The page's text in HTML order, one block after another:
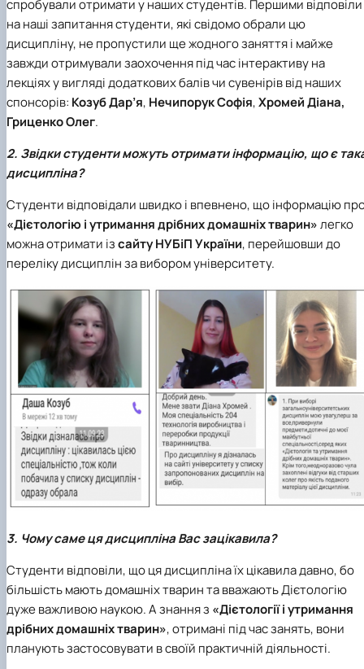
спробували отримати у наших студентів. Першими відповіли
на наші запитання студенти, які свідомо обрали цю
дисципліну, не пропустили ще жодного заняття і майже
завжди отримували заохочення під час інтерактиву на
лекціях у вигляді додаткових балів чи сувенірів від наших
спонсорів: Козуб Дар’я, Нечипорук Софія,Хромей Діана,
Гриценко Олег.
2. Звідки студенти можуть отримати інформацію, що є
дисципліна?
Студенти відповідали швидко і впевнено, що інформацію
«Дієтологію і утримання дрібних домашніх тварин»легко
можна отримати ізсайту НУБіП України, перейшовши до
переліку дисциплін за вибором університету.
3. Чому саме ця дисципліна Вас зацікавила?
Студенти відповіли, що ця дисципліна їх цікавила давно, бо
більшість мають домашніх тварин та вважають Дієтологію
дуже важливою наукою. А знання з «Дієтології і утримання
дрібних домашніх тварин», отримані під час занять, вони
планують застосовувати в своїй практичній діяльності.